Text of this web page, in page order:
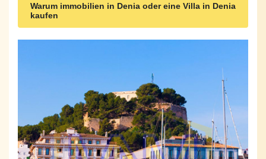
Warum immobilien in Denia oder eine Villa in Denia
kaufen